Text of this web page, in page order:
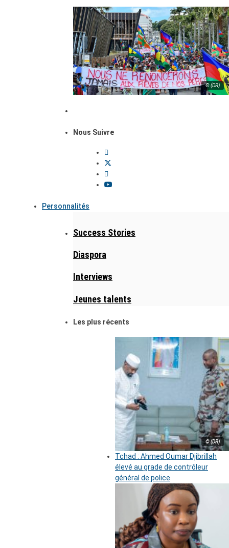
© (DR)
Nous Suivre
Personnalités
Success Stories
Diaspora
Interviews
Jeunes talents
Les plus récents
© (DR)
Tchad : Ahmed Oumar Djibrillah
élevé au grade de contrôleur
général de police